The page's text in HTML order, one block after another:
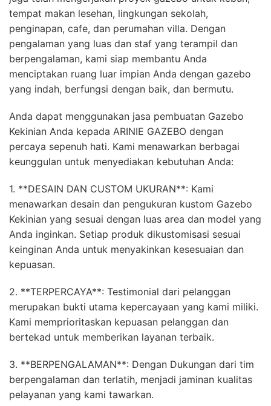
tempat makan lesehan, lingkungan sekolah,
penginapan, cafe, dan perumahan villa. Dengan
pengalaman yang luas dan staf yang terampil dan
berpengalaman, kami siap membantu Anda
menciptakan ruang luar impian Anda dengan gazebo
yang indah, berfungsi dengan baik, dan bermutu.
Anda dapat menggunakan jasa pembuatan Gazebo
Kekinian Anda kepada ARINIE GAZEBO dengan
percaya sepenuh hati. Kami menawarkan berbagai
keunggulan untuk menyediakan kebutuhan Anda:
1. **DESAIN DAN CUSTOM UKURAN**: Kami
menawarkan desain dan pengukuran kustom Gazebo
Kekinian yang sesuai dengan luas area dan model yang
Anda inginkan. Setiap produk dikustomisasi sesuai
keinginan Anda untuk menyakinkan kesesuaian dan
kepuasan.
2. **TERPERCAYA**: Testimonial dari pelanggan
merupakan bukti utama kepercayaan yang kami miliki.
Kami memprioritaskan kepuasan pelanggan dan
bertekad untuk memberikan layanan terbaik.
3. **BERPENGALAMAN**: Dengan Dukungan dari tim
berpengalaman dan terlatih, menjadi jaminan kualitas
pelayanan yang kami tawarkan.